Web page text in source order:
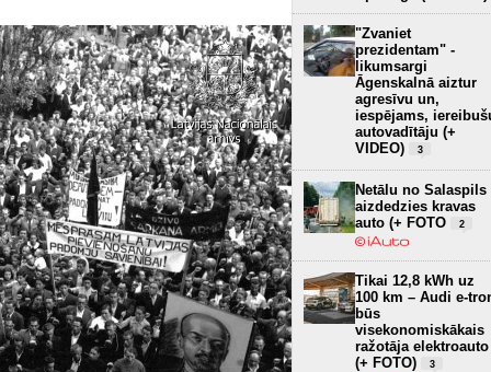
"Zvaniet
prezidentam" -
likumsargi
Āgenskalnā aiztur
agresīvu un,
iespējams,
autovadītāju (+
VIDEO)
3
Netālu no Salaspils
aizdedzies kravas
auto (+ FOTO
2
Tikai 12,8 kWh uz
100 km – Audi e-
būs
visekonomiskākais
ražotāja elektroauto
(+ FOTO)
3